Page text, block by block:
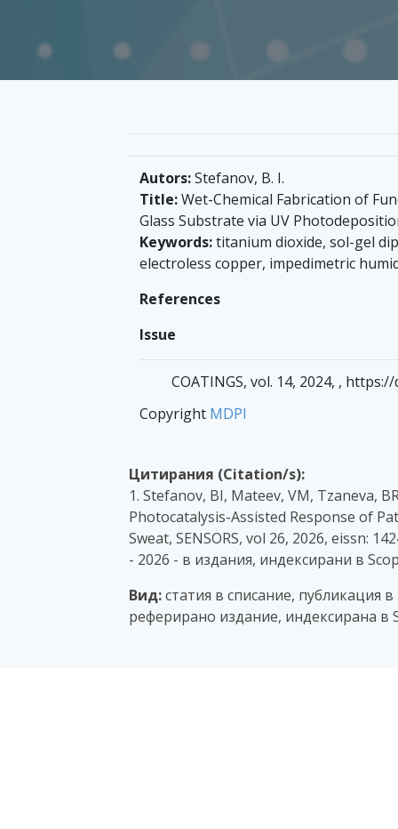
Autors:Stefanov, B. I.
Title:Wet-Chemical Fabrication of
Glass Substrate via UV
Keywords:titanium dioxide, sol-gel
electroless copper, impedimetric
References
Issue
COATINGS, vol. 14, 2024, ,
Copyright MDPI
Цитирания (Citation/s):
1. Stefanov, BI, Mateev, VM, Tzaneva,
Photocatalysis-Assisted Response of
Sweat, SENSORS, vol 26, 2026, eissn:
- 2026 - в издания, индексирани в
Вид:статия в списание, публикация
реферирано издание, индексирана в